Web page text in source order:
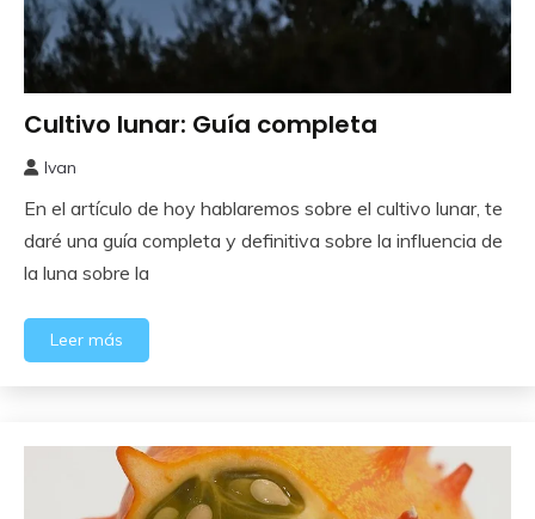
Huerto
Cultivo lunar: Guía completa
octubre,
2025
Ivan
En el artículo de hoy hablaremos sobre el cultivo lunar, te
daré una guía completa y definitiva sobre la influencia de
la luna sobre la
Leer más